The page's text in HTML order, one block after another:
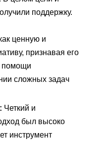
поддержку.
ценную и
признавая его
помощи
сложных задач
Четкий и
был высоко
инструмент